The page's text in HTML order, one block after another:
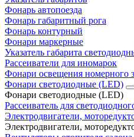
Фонарь автопоезда
Фонарь габаритный рога
Фонарь контурный
Фонари маркерные
Указатель габарита
Рассеиватели для иномарок
Фонари освещения номерного
Фонари светодиодные (LED)
Фонари светодиодные (LED)
Рассеиватель для
Электродвигатели,
Электродвигатели,